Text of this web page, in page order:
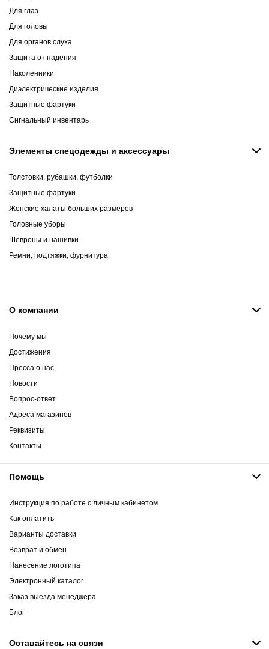
Для глаз
Для головы
Для органов слуха
Защита от падения
Наколенники
Диэлектрические изделия
Защитные фартуки
Сигнальный инвентарь
Элементы спецодежды и аксессуары
Толстовки, рубашки, футболки
Защитные фартуки
Женские халаты больших размеров
Головные уборы
Шевроны и нашивки
Ремни, подтяжки, фурнитура
О компании
Почему мы
Достижения
Пресса о нас
Новости
Вопрос-ответ
Адреса магазинов
Реквизиты
Контакты
Помощь
Инструкция по работе с личным кабинетом
Как оплатить
Варианты доставки
Возврат и обмен
Нанесение логотипа
Электронный каталог
Заказ выезда менеджера
Блог
Оставайтесь на связи